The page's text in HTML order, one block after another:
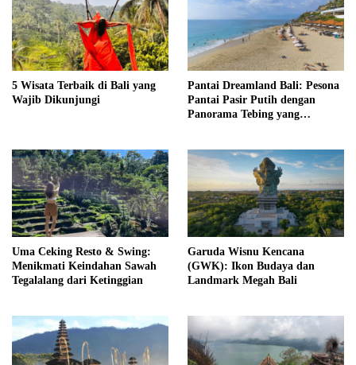
5 Wisata Terbaik di Bali yang
Wajib Dikunjungi
Pantai Dreamland Bali: Pesona
Pantai Pasir Putih dengan
Panorama Tebing yang
Uma Ceking Resto & Swing:
Menikmati Keindahan Sawah
Tegalalang dari Ketinggian
Garuda Wisnu Kencana
(GWK): Ikon Budaya dan
Landmark Megah Bali